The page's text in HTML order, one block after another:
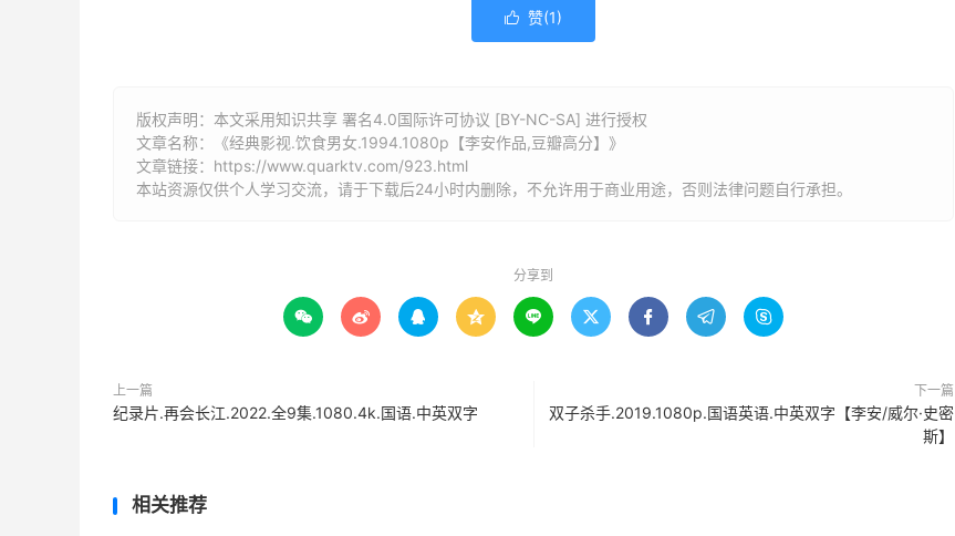
 赞(1)
版权声明：本文采用知识共享 署名4.0国际许可协议 [BY-NC-SA] 进行授权
文章名称：《经典影视.饮食男女.1994.1080p【李安作品,豆瓣高分】》
文章链接： https://www.quarktv.com/923.html
本站资源仅供个人学习交流，请于下载后24小时内删除，不允许用于商业用途，否则法律问题自行承担。
分享到
        
上一篇
纪录片.再会长江.2022.全9集.1080.4k.国语.中英双字
下一篇
双子杀手.2019.1080p.国语英语.中英双字【李安/威尔·史密
斯】
相关推荐